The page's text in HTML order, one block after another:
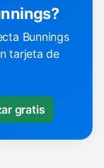
Bunnings
tarjeta de
gratis